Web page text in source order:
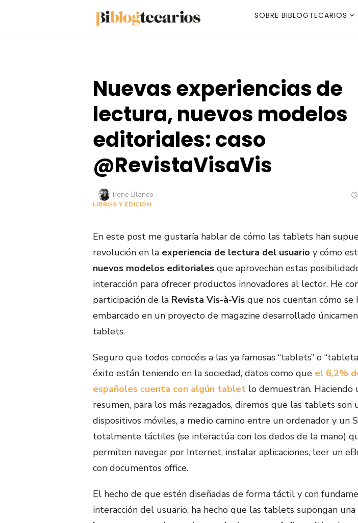
SOBRE BIBLOGTECARIOS
Nuevas experiencias de
lectura, nuevos modelos
editoriales: caso
@RevistaVisaVis
Autor
Irene Blanco
LIBROS Y EDICIÓN
En este post me gustaría hablar de cómo las tablets han
revolución en la experiencia de lectura del usuario y cómo
nuevos modelos editoriales que aprovechan estas
interacción para ofrecer productos innovadores al lector. He
participación de la Revista Vis-à-Vis que nos cuentan cómo se
embarcado en un proyecto de magazine desarrollado
tablets.
Seguro que todos conocéis a las ya famosas “tablets” o
éxito están teniendo en la sociedad, datos como que el 6,2%
españoles cuenta con algún tablet lo demuestran. Haciendo
resumen, para los más rezagados, diremos que las tablets son
dispositivos móviles, a medio camino entre un ordenador y un
totalmente táctiles (se interactúa con los dedos de la mano)
permiten navegar por Internet, instalar aplicaciones, leer un
con documentos office.
El hecho de que estén diseñadas de forma táctil y con
interacción del usuario, ha hecho que las tablets supongan una